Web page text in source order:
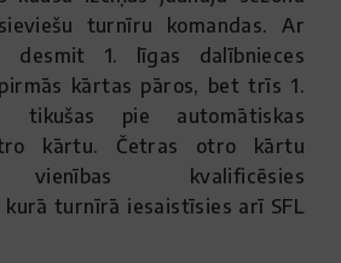
turnīru komandas. Ar
desmit 1. līgas dalībnieces
kārtas pāros, bet trīs 1.
tikušas pie automātiskas
kārtu. Četras otro kārtu
vienības kvalificēsies
turnīrā iesaistīsies arī SFL